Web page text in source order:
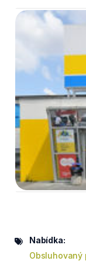
Nabídka:
Obsluhovaný